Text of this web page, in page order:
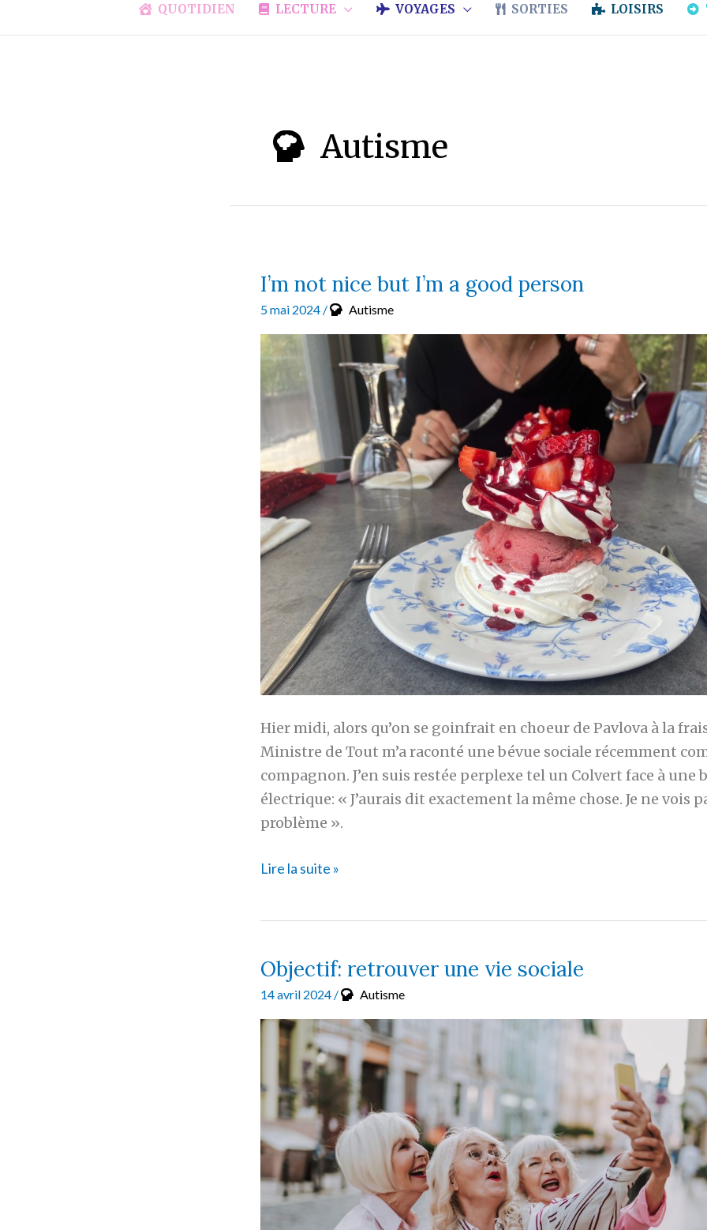
QUOTIDIEN LECTURE VOYAGES SORTIES LOISIRS
Autisme
I’m not nice but I’m a good person
5 mai 2024 / Autisme
Hier midi, alors qu’on se goinfrait en choeur de Pavlova à la
Ministre de Tout m’a raconté une bévue sociale récemment
compagnon. J’en suis restée perplexe tel un Colvert face à une
électrique: « J’aurais dit exactement la même chose. Je ne vois
problème ».
I’m
I’m
person
Lire la suite »
Objectif: retrouver une vie sociale
14 avril 2024 / Autisme